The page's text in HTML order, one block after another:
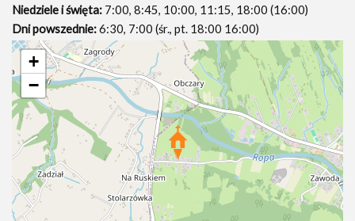
Niedziele i święta: 7:00, 8:45, 10:00, 11:15, 18:00 (16:00)
Dni powszednie:6:30, 7:00 (śr., pt. 18:00 16:00)
+
−